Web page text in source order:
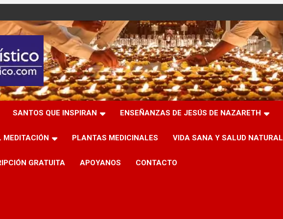
holísticas,
SANTOS QUE INSPIRAN ENSEÑANZAS DE JESÚS DE NAZARETH
MEDITACIÓN PLANTAS MEDICINALES VIDA SANA Y SALUD NATURAL
GRATUITA APOYANOS CONTACTO